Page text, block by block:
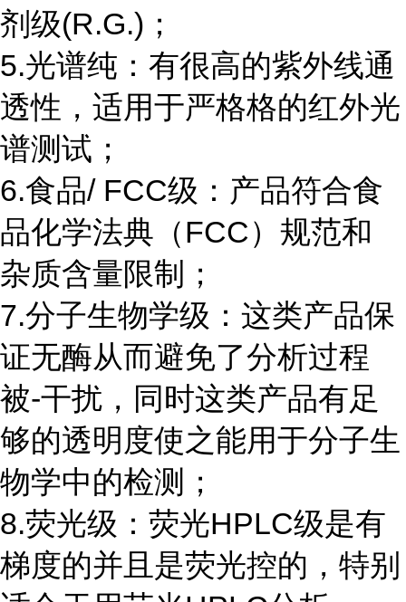
剂级(R.G.)；
5.光谱纯：有很高的紫外线通
透性，适用于严格格的红外光
谱测试；
6.食品/ FCC级：产品符合食
品化学法典（FCC）规范和
杂质含量限制；
7.分子生物学级：这类产品保
证无酶从而避免了分析过程
被-干扰，同时这类产品有足
够的透明度使之能用于分子生
物学中的检测；
8.荧光级：荧光HPLC级是有
梯度的并且是荧光控的，特别